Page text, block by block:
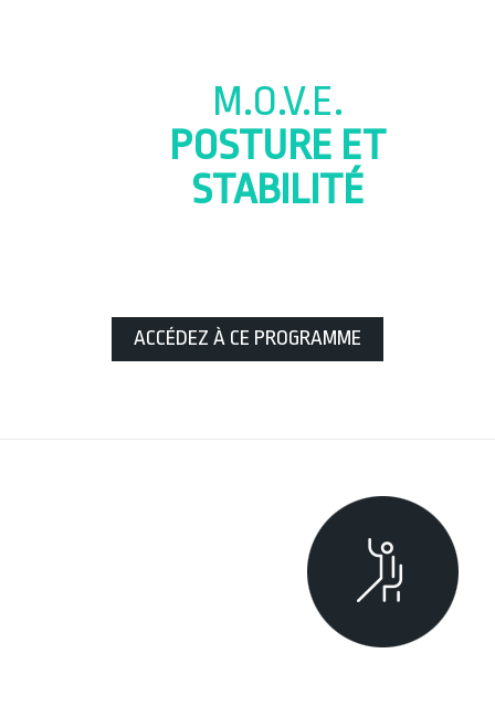
M.O.V.E.
POSTURE ET
STABILITÉ
ACCÉDEZ À CE PROGRAMME